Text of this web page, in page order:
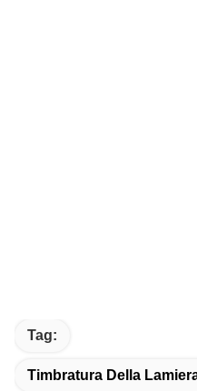
Tag:
Timbratura Della